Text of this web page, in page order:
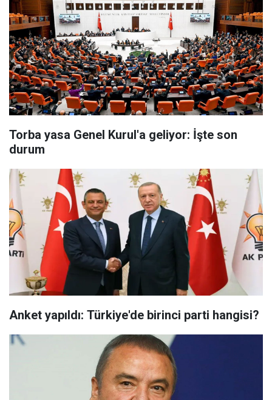
Torba yasa Genel Kurul'a geliyor: İşte son
durum
Anket yapıldı: Türkiye'de birinci parti hangisi?